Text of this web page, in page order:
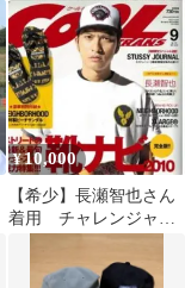
¥10,000
【希少】長瀬智也さん
着用 チャレンジャ